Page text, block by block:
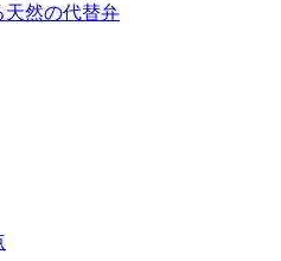
天然の代替弁